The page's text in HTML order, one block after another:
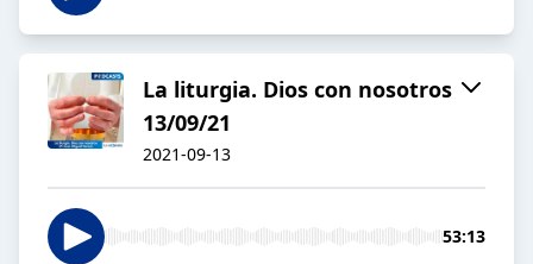
La liturgia. Dios con nosotros
13/09/21
2021-09-13
53:13